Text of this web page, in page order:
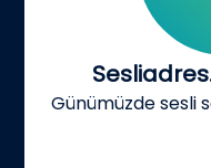
Günümüzde sesli